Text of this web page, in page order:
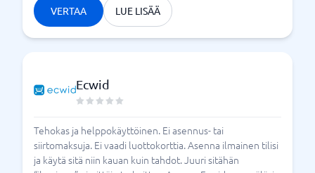
VERTAA LUE LISÄÄ
Ecwid
Tehokas ja helppokäyttöinen. Ei asennus- tai
siirtomaksuja. Ei vaadi luottokorttia. Asenna ilmainen tilisi
ja käytä sitä niin kauan kuin tahdot. Juuri sitähän